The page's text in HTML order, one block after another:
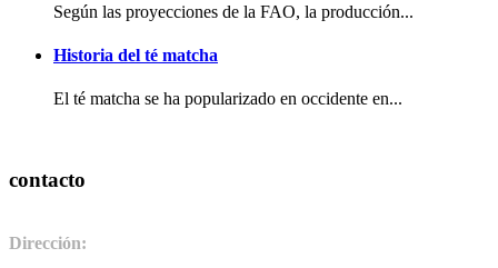
Según las proyecciones de la FAO, la producción...
Historia del té matcha
El té matcha se ha popularizado en occidente en...
contacto
Dirección: